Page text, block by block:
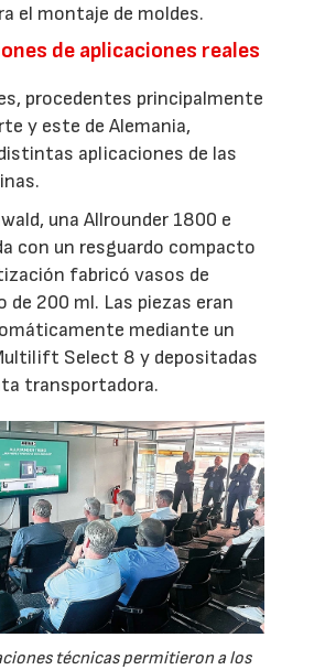
el montaje de moldes.
de aplicaciones reales
procedentes principalmente
y este de Alemania,
aplicaciones de las
una Allrounder 1800 e
con un resguardo compacto
fabricó vasos de
de 200 ml. Las piezas eran
mediante un
Select 8 y depositadas
transportadora.
técnicas permitieron a los